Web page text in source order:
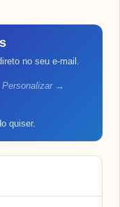
no seu e-mail.
Personalizar →
quiser.